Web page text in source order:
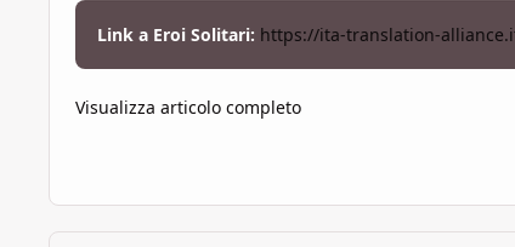
Link a Eroi Solitari: https://ita-translation-
Visualizza articolo completo